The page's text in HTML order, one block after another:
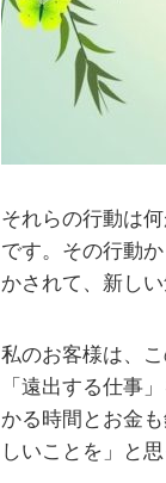
それらの行動は
です。その行動
かされて、新し
私のお客様は、
「遠出する仕事
かる時間とお金
しいことを」と